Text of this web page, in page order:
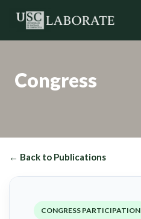
Congress
← Back to Publications
CONGRESS PARTICIPATION